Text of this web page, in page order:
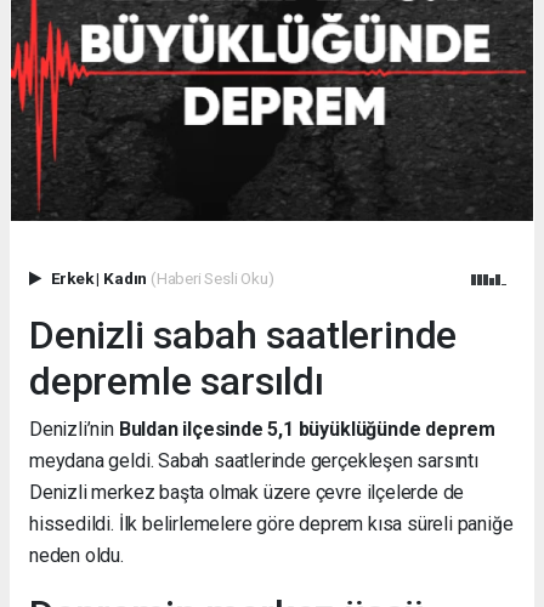
Erkek| Kadın (Haberi Sesli Oku)
Denizli sabah saatlerinde
depremle sarsıldı
Denizli’nin Buldan ilçesinde 5,1 büyüklüğünde deprem
meydana geldi. Sabah saatlerinde gerçekleşen sarsıntı
Denizli merkez başta olmak üzere çevre ilçelerde de
hissedildi. İlk belirlemelere göre deprem kısa süreli paniğe
neden oldu.